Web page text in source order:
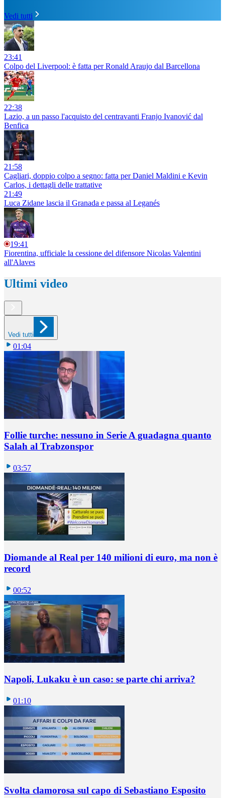
Vedi tutti
23:41
Colpo del Liverpool: è fatta per Ronald Araujo dal Barcellona
22:38
Lazio, a un passo l'acquisto del centravanti Franjo Ivanović dal
Benfica
21:58
Cagliari, doppio colpo a segno: fatta per Daniel Maldini e Kevin
Carlos, i dettagli delle trattative
21:49
Luca Zidane lascia il Granada e passa al Leganés
19:41
Fiorentina, ufficiale la cessione del difensore Nicolas Valentini
all'Alaves
Ultimi video
Vedi tutti
01:04
Follie turche: nessuno in Serie A guadagna quanto
Salah al Trabzonspor
03:57
Diomande al Real per 140 milioni di euro, ma non è
record
00:52
Napoli, Lukaku è un caso: se parte chi arriva?
01:10
Svolta clamorosa sul capo di Sebastiano Esposito